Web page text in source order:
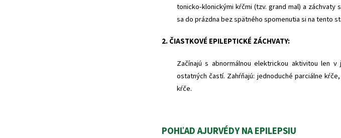
tonicko-klonickými kŕčmi (tzv. grand mal) a
sa do prázdna bez spätného spomenutia si na tento
2. ČIASTKOVÉ EPILEPTICKÉ ZÁCHVATY:
Začínajú s abnormálnou elektrickou aktivitou len
ostatných častí. Zahŕňajú: jednoduché parciálne
kŕče.
POHĽAD AJURVÉDY NA EPILEPSIU